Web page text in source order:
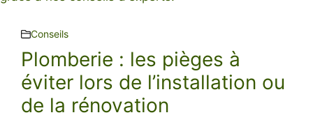
Conseils
Plomberie : les pièges à
éviter lors de l’installation ou
de la rénovation